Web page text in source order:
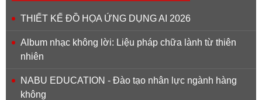
THIẾT KẾ ĐỒ HỌA ỨNG DỤNG AI 2026
Album nhạc không lời: Liệu pháp chữa lành từ thiên
nhiên
NABU EDUCATION - Đào tạo nhân lực ngành hàng
không